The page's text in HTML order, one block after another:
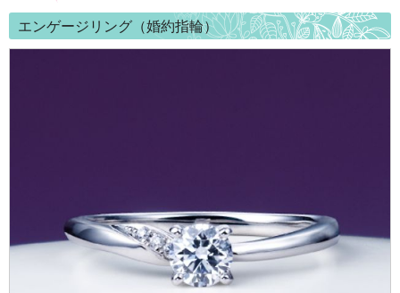
エンゲージリング（婚約指輪）